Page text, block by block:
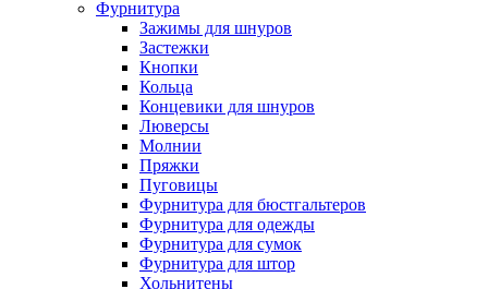
Фурнитура
Зажимы для шнуров
Застежки
Кнопки
Кольца
Концевики для шнуров
Люверсы
Молнии
Пряжки
Пуговицы
Фурнитура для бюстгальтеров
Фурнитура для одежды
Фурнитура для сумок
Фурнитура для штор
Хольнитены